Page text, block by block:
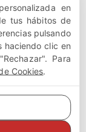
siguiente
en
tus hábitos de
pulsando
haciendo clic en
Para
Cookies